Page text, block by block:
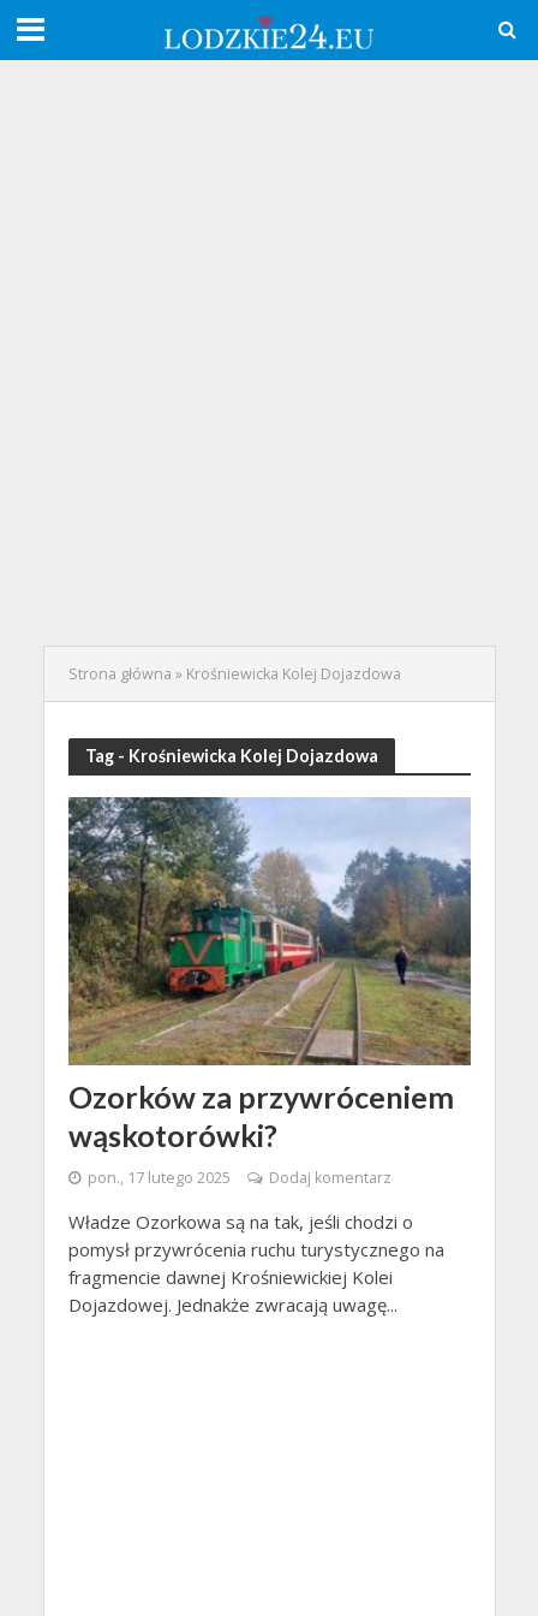
Strona główna » Krośniewicka Kolej Dojazdowa
Tag - Krośniewicka Kolej Dojazdowa
Ozorków za przywróceniem
wąskotorówki?
pon., 17 lutego 2025 Dodaj komentarz
Władze Ozorkowa są na tak, jeśli chodzi o
pomysł przywrócenia ruchu turystycznego na
fragmencie dawnej Krośniewickiej Kolei
Dojazdowej. Jednakże zwracają uwagę...